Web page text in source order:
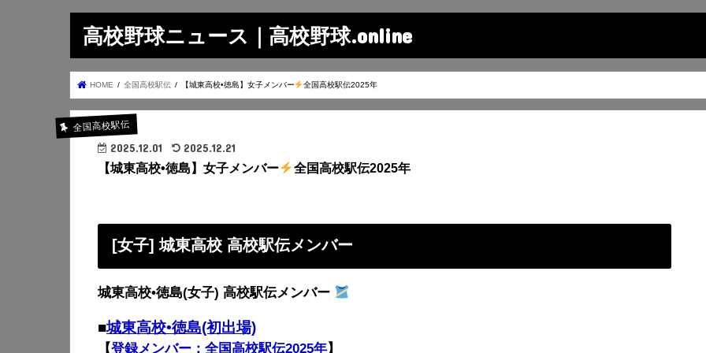
高校野球ニュース｜高校野球.online
HOME 全国高校駅伝 【城東高校•徳島】女子メンバー 全国高校駅伝2025年
全国高校駅伝
2025.12.01 2025.12.21
【城東高校•徳島】女子メンバー 全国高校駅伝2025年
[女子] 城東高校 高校駅伝メンバー
城東高校•徳島(女子) 高校駅伝メンバー
■城東高校•徳島(初出場)
【登録メンバー：全国高校駅伝2025年】